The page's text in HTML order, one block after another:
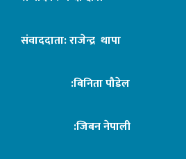
संवाददाता: राजेन्द्र थापा
:बिनिता पौडेल
:जिबन नेपाली